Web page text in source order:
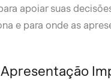
apoiar suas
e para onde as